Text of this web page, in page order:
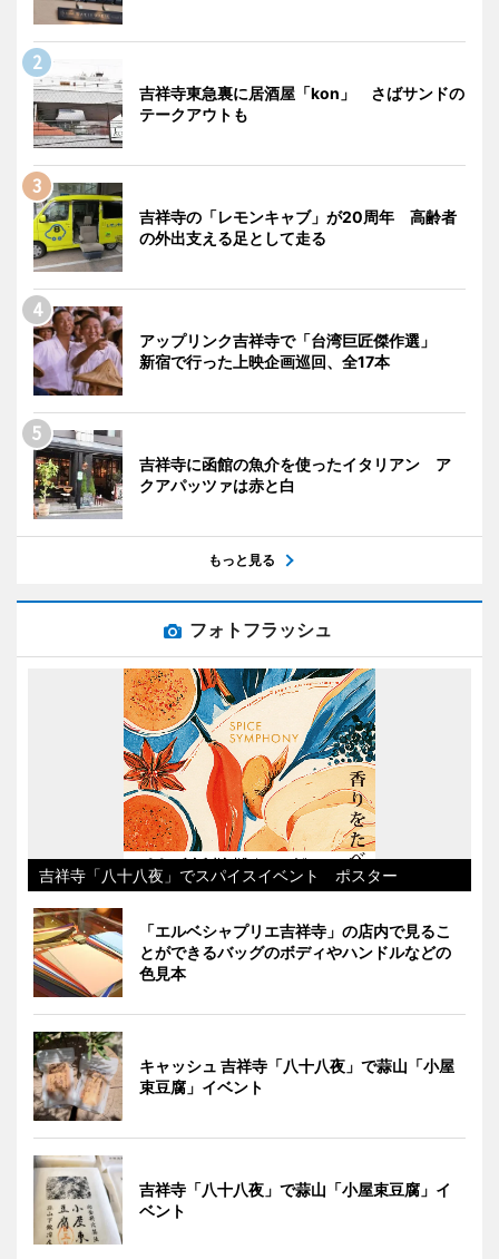
吉祥寺東急裏に居酒屋「kon」 さばサンドの
テークアウトも
吉祥寺の「レモンキャブ」が20周年 高齢者
の外出支える足として走る
アップリンク吉祥寺で「台湾巨匠傑作選」
新宿で行った上映企画巡回、全17本
吉祥寺に函館の魚介を使ったイタリアン ア
クアパッツァは赤と白
もっと見る
フォトフラッシュ
吉祥寺「八十八夜」でスパイスイベント ポスター
「エルベシャプリエ吉祥寺」の店内で見るこ
とができるバッグのボディやハンドルなどの
色見本
キャッシュ 吉祥寺「八十八夜」で蒜山「小屋
束豆腐」イベント
吉祥寺「八十八夜」で蒜山「小屋束豆腐」イ
ベント